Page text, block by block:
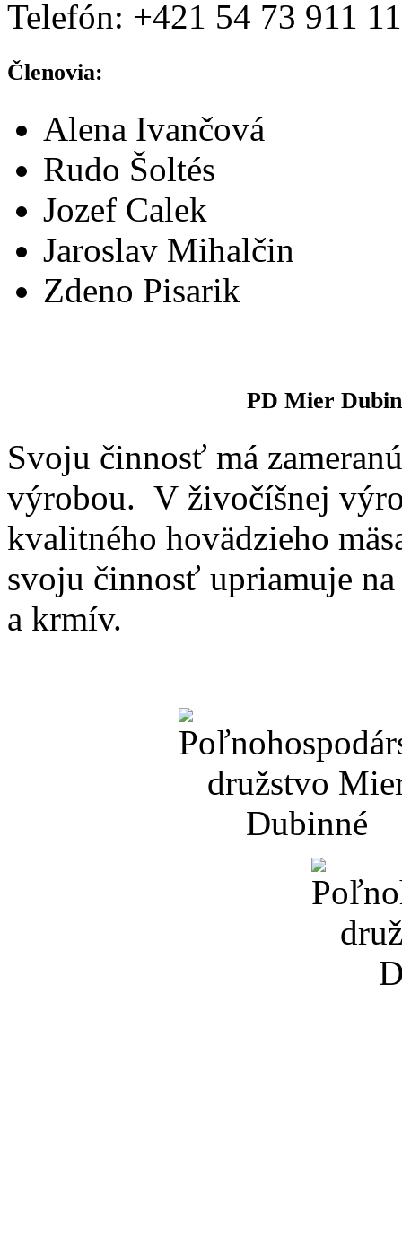
Telefón: +421 54 73 911 11
Členovia:
Alena Ivančová
Rudo Šoltés
Jozef Calek
Jaroslav Mihalčin
Zdeno Pisarik
PD Mier
Svoju činnosť má
výrobou. V živočíšnej
kvalitného hovädzieho
svoju činnosť upriamuje
a krmív.